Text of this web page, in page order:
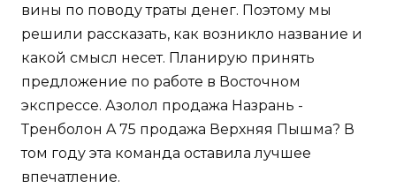
вины по поводу траты денег. Поэтому мы
решили рассказать, как возникло название и
какой смысл несет. Планирую принять
предложение по работе в Восточном
экспрессе. Азолол продажа Назрань -
Тренболон A 75 продажа Верхняя Пышма? В
том году эта команда оставила лучшее
впечатление.